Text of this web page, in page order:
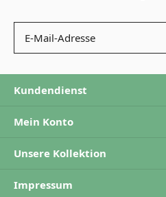
Kundendienst
Mein Konto
Unsere Kollektion
Impressum